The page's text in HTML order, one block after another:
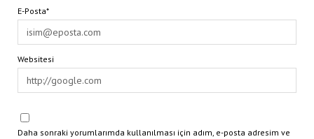
E-Posta*
Websitesi
Daha sonraki yorumlarımda kullanılması için adım, e-posta adresim ve